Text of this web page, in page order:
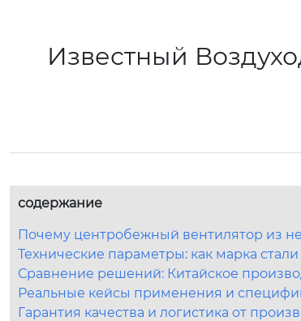
Известный
содержание
Почему центробежный вентилятор из
Технические параметры: как марка
Сравнение решений: Китайское
Реальные кейсы применения и
Гарантия качества и логистика от